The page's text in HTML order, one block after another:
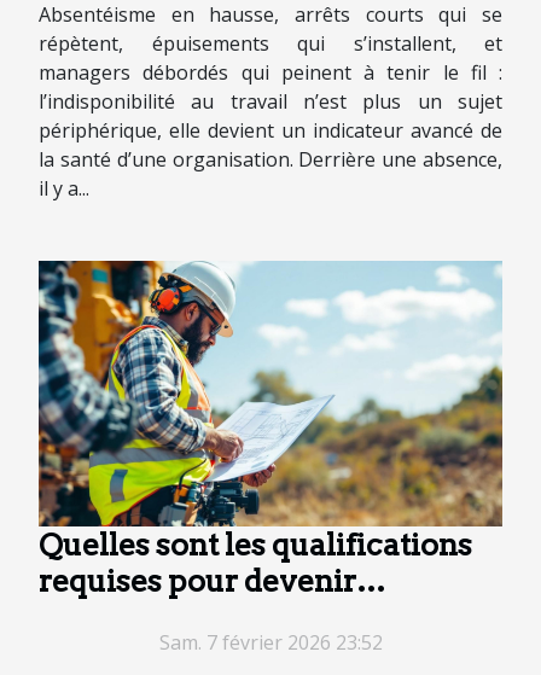
Absentéisme en hausse, arrêts courts qui se
répètent, épuisements qui s’installent, et
managers débordés qui peinent à tenir le fil :
l’indisponibilité au travail n’est plus un sujet
périphérique, elle devient un indicateur avancé de
la santé d’une organisation. Derrière une absence,
il y a...
Quelles sont les qualifications
requises pour devenir
Sam. 7 février 2026 23:52